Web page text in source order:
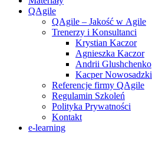
QAgile
QAgile – Jakość w Agile
Trenerzy i Konsultanci
Krystian Kaczor
Agnieszka Kaczor
Andrii Glushchenko
Kacper Nowosadzki
Referencje firmy QAgile
Regulamin Szkoleń
Polityka Prywatności
Kontakt
e‑learning